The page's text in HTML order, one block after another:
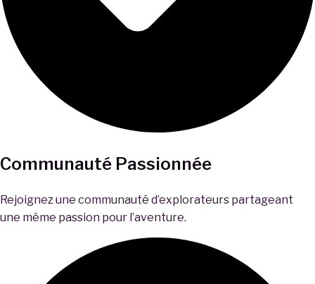
Communauté Passionnée
Rejoignez une communauté d’explorateurs partageant
une même passion pour l’aventure.